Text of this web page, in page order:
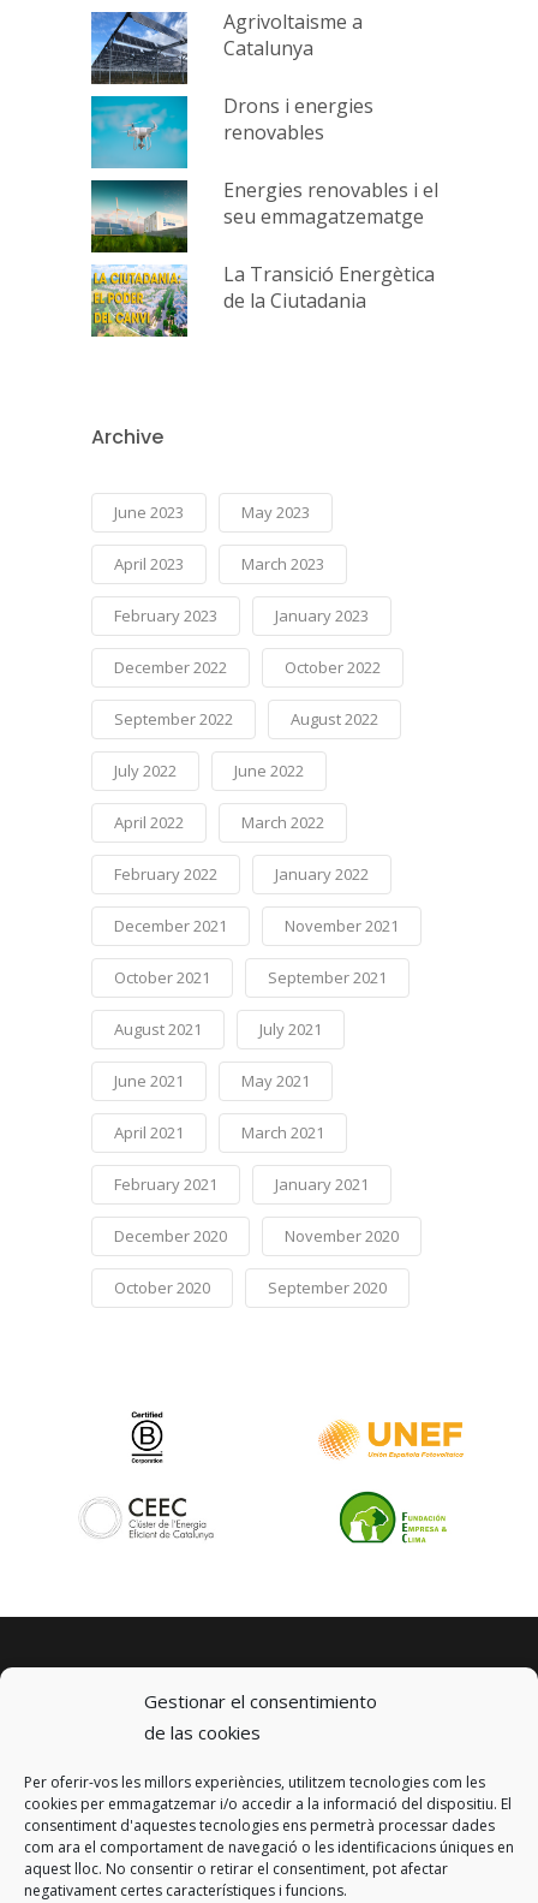
Gestionar el consentimiento
de las cookies
Per oferir-vos les millors experiències, utilitzem tecnologies com les
cookies per emmagatzemar i/o accedir a la informació del dispositiu. El
consentiment d'aquestes tecnologies ens permetrà processar dades
com ara el comportament de navegació o les identificacions úniques en
aquest lloc. No consentir o retirar el consentiment, pot afectar
negativament certes característiques i funcions.
Agrivoltaisme a
Catalunya
Drons i energies
renovables
Energies renovables i el
seu emmagatzematge
La Transició Energètica
de la Ciutadania
Archive
June 2023 May 2023
April 2023 March 2023
February 2023 January 2023
December 2022 October 2022
September 2022 August 2022
July 2022 June 2022
April 2022 March 2022
February 2022 January 2022
December 2021 November 2021
October 2021 September 2021
August 2021 July 2021
June 2021 May 2021
April 2021 March 2021
February 2021 January 2021
December 2020 November 2020
October 2020 September 2020
© 2023 km0 Energy
Carrer Baldrich 222-226
08223 Terrassa, Barcelona
info@km0.energy